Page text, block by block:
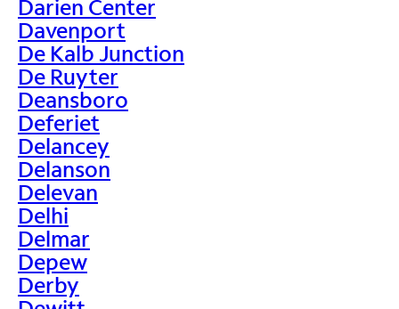
Darien Center
Davenport
De Kalb Junction
De Ruyter
Deansboro
Deferiet
Delancey
Delanson
Delevan
Delhi
Delmar
Depew
Derby